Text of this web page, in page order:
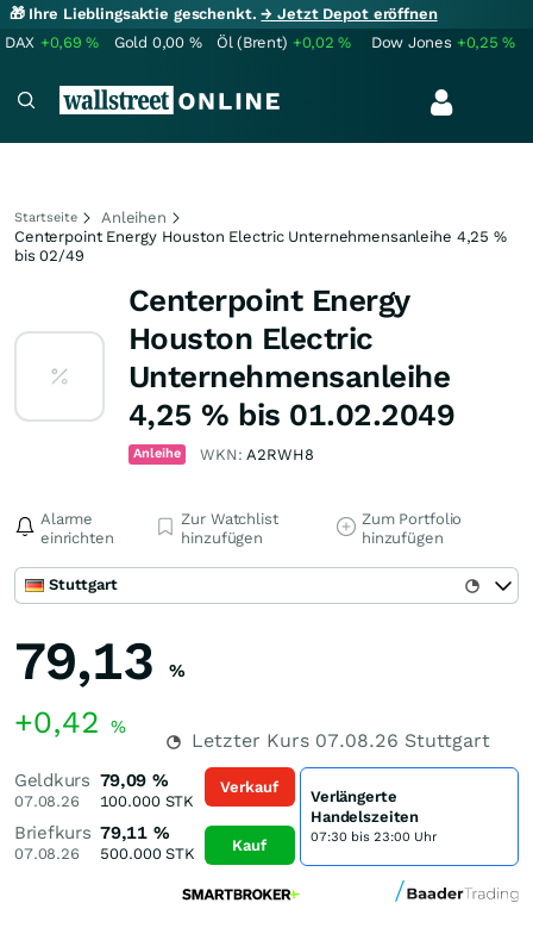
🎁 Ihre Lieblingsaktie geschenkt.→ Jetzt Depot eröffnen
DAX +0,69% Gold 0,00 % Öl (Brent) +0,02% Dow Jones +0,25%
Startseite
Anleihen
Centerpoint Energy Houston Electric Unternehmensanleihe 4,25 %
bis 02/49
Centerpoint Energy
Houston Electric
Unternehmensanleihe
4,25 % bis 01.02.2049
Anleihe WKN:A2RWH8
Alarme
einrichten
Zur Watchlist
hinzufügen
Zum Portfolio
hinzufügen
Stuttgart
79,13 %
+0,42 %
Letzter Kurs 07.08.26 Stuttgart
Geldkurs
07.08.26
79,09 %
100.000STK
Briefkurs
07.08.26
79,11 %
500.000STK
Verkauf
Kauf
Verlängerte
Handelszeiten
07:30 bis 23:00 Uhr